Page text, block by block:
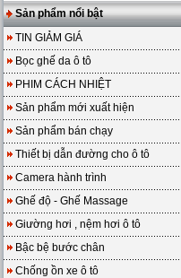
Sản phẩm nổi bật
TIN GIẢM GIÁ
Bọc ghế da ô tô
PHIM CÁCH NHIỆT
Sản phẩm mới xuất hiện
Sản phẩm bán chạy
Thiết bị dẫn đường cho ô tô
Camera hành trình
Ghế độ - Ghế Massage
Giường hơi , nệm hơi ô tô
Bậc bệ bước chân
Chống ồn xe ô tô